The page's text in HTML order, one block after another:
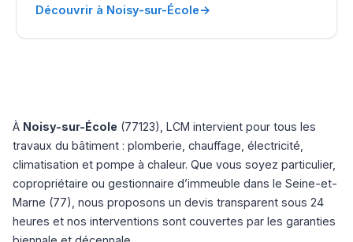
Découvrir à Noisy-sur-École→
À Noisy-sur-École (77123), LCM intervient pour tous les
travaux du bâtiment : plomberie, chauffage, électricité,
climatisation et pompe à chaleur. Que vous soyez particulier,
copropriétaire ou gestionnaire d’immeuble dans le Seine-et-
Marne (77), nous proposons un devis transparent sous 24
heures et nos interventions sont couvertes par les garanties